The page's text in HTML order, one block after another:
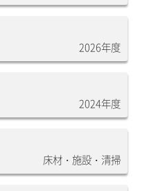
2026年度
2024年度
床材・施設・清掃